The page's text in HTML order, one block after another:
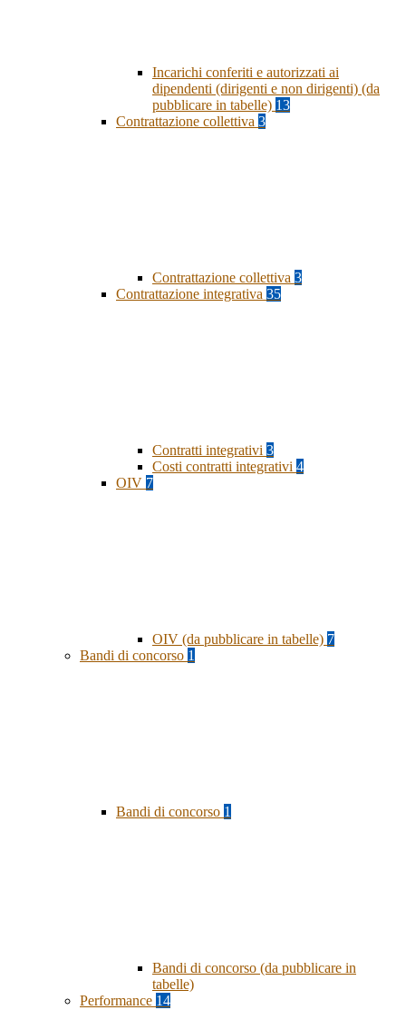
Incarichi conferiti e autorizzati ai
dipendenti (dirigenti e non dirigenti) (da
pubblicare in tabelle) 13
Contrattazione collettiva 3
Contrattazione collettiva 3
Contrattazione integrativa 35
Contratti integrativi 3
Costi contratti integrativi 4
OIV 7
OIV (da pubblicare in tabelle) 7
Bandi di concorso 1
Bandi di concorso 1
Bandi di concorso (da pubblicare in
tabelle)
Performance 14